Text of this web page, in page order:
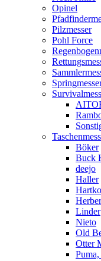
Opinel
Pilzmesser
Pohl Force
Böker
Buck
deejo
Haller
Linder
Nieto
Old
Otter